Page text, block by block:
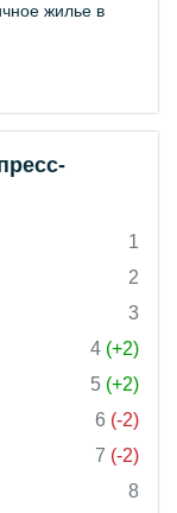
жилье в
1
2
3
4 (+2)
5 (+2)
6 (-2)
7 (-2)
8